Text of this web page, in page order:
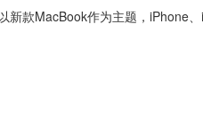
款MacBook作为主题，iPhone